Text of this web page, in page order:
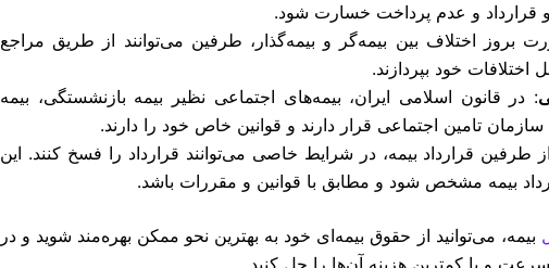
قرارداد و عدم پرداخت خسارت شود.
بروز اختلاف بین بیمه‌گر و بیمه‌گذار، طرفین می‌توانند از طریق مراجع
خود بپردازند.
: در قانون اسلامی ایران، بیمه‌های اجتماعی نظیر بیمه بازنشستگی، بیمه
تامین اجتماعی قرار دارند و قوانین خاص خود را دارند.
طرفین قرارداد بیمه، در شرایط خاصی می‌توانند قرارداد را فسخ کنند. این
بیمه مشخص شود و مطابق با قوانین و مقررات باشد.
بیمه، می‌توانید از حقوق بیمه‌ای خود به بهترین نحو ممکن بهره‌مند شوید و در